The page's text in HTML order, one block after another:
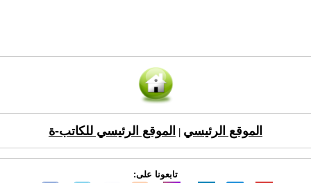
الموقع الرئيسي الموقع الرئيسي للكاتب-ة
تابعونا على: